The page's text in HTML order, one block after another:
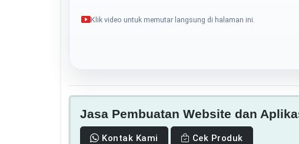
Klik video untuk memutar langsung di halaman ini.
Jasa Pembuatan Website dan
Kontak Kami Cek Produk